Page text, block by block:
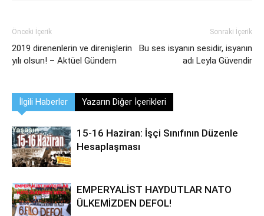
Önceki İçerik
2019 direnenlerin ve direnişlerin
yılı olsun! – Aktüel Gündem
Sonraki İçerik
Bu ses isyanın sesidir, isyanın
adı Leyla Güvendir
İlgili Haberler Yazarın Diğer İçerikleri
15-16 Haziran: İşçi Sınıfının Düzenle
Hesaplaşması
EMPERYALİST HAYDUTLAR NATO
ÜLKEMİZDEN DEFOL!